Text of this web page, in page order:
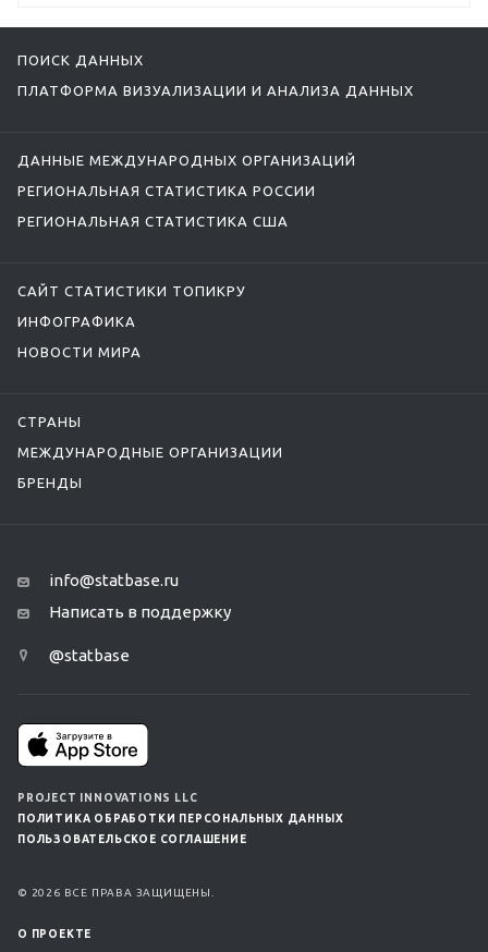
ПОИСК ДАННЫХ
ПЛАТФОРМА ВИЗУАЛИЗАЦИИ И АНАЛИЗА ДАННЫХ
ДАННЫЕ МЕЖДУНАРОДНЫХ ОРГАНИЗАЦИЙ
РЕГИОНАЛЬНАЯ СТАТИСТИКА РОССИИ
РЕГИОНАЛЬНАЯ СТАТИСТИКА США
САЙТ СТАТИСТИКИ ТОПИКРУ
ИНФОГРАФИКА
НОВОСТИ МИРА
СТРАНЫ
МЕЖДУНАРОДНЫЕ ОРГАНИЗАЦИИ
БРЕНДЫ
info@statbase.ru
Написать в поддержку
@statbase
PROJECT INNOVATIONS LLC
ПОЛИТИКА ОБРАБОТКИ ПЕРСОНАЛЬНЫХ ДАННЫХ
ПОЛЬЗОВАТЕЛЬСКОЕ СОГЛАШЕНИЕ
© 2026 ВСЕ ПРАВА ЗАЩИЩЕНЫ.
О ПРОЕКТЕ